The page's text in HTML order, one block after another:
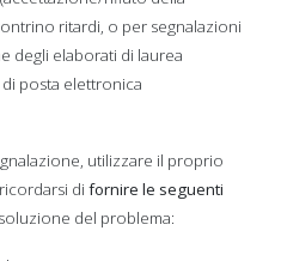
ritardi, o per segnalazioni
degli elaborati di laurea
posta elettronica
utilizzare il proprio
di fornire le seguenti
del problema: